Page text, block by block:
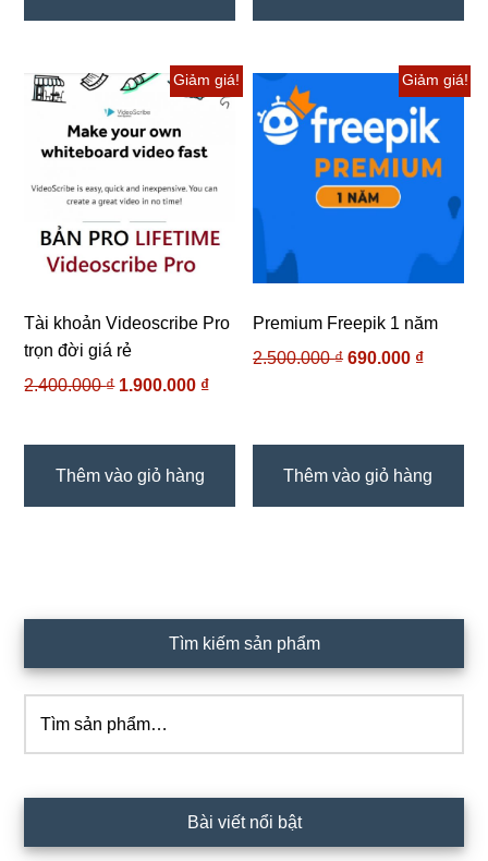
Giảm giá!
Tài khoản Videoscribe Pro
trọn đời giá rẻ
2.400.000₫ Giá
1.900.000 ₫Giá
Thêm vào giỏ hàng
Giảm giá!
Premium Freepik 1 năm
2.500.000₫ Giá
690.000 ₫Giá
Thêm vào giỏ hàng
chính
Tìm kiếm sản phẩm
kiếm:
Bài viết nổi bật